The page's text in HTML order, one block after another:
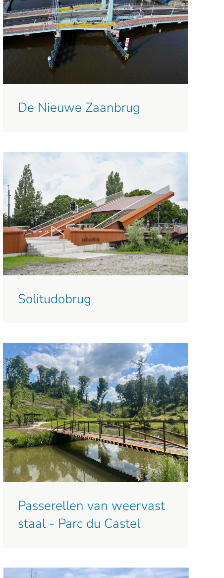
De Nieuwe Zaanbrug
Solitudobrug
Passerellen van weervast
staal - Parc du Castel